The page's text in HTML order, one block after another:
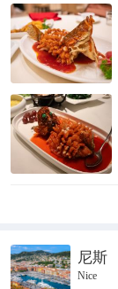
尼斯
Nice